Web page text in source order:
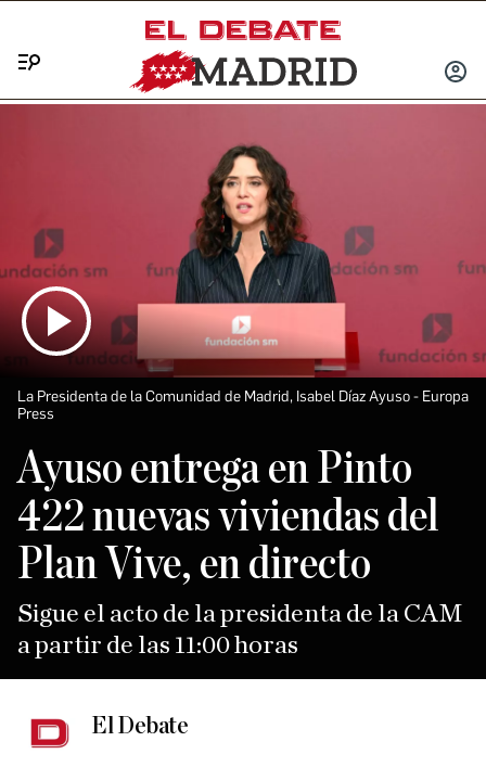
INICIAR
La Presidenta de la Comunidad de Madrid, Isabel Díaz Ayuso
Europa
Press
Ayuso entrega en Pinto
422 nuevas viviendas del
Plan Vive, en directo
Sigue el acto de la presidenta de la CAM
a partir de las 11:00 horas
El Debate